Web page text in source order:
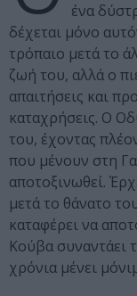
ένα
δέχεται μόνο
τρόπαιο μετά το
ζωή του, αλλά ο
απαιτήσεις και
καταχρήσεις. Ο
του, έχοντας
που μένουν στη
αποτοξινωθεί.
μετά το θάνατο
καταφέρει να
Κούβα συναντάει
χρόνια μένει